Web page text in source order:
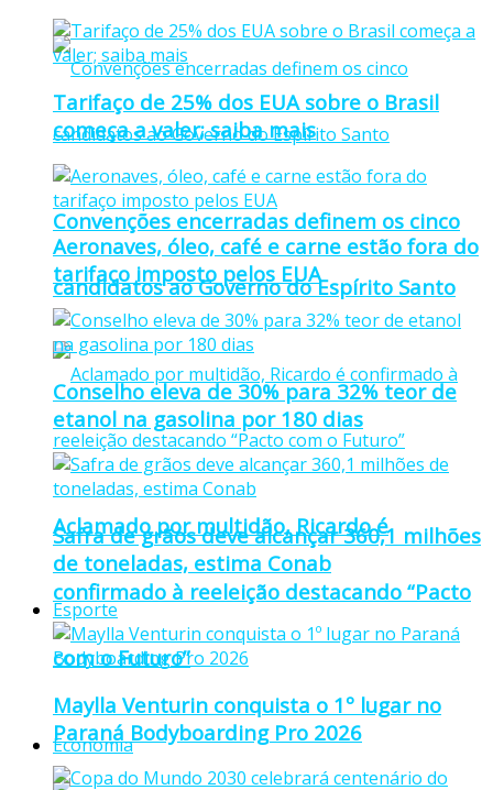
Convenções encerradas definem os cinco
candidatos ao Governo do Espírito Santo
Aclamado por multidão, Ricardo é
confirmado à reeleição destacando “Pacto
com o Futuro”
Economia
Tarifaço de 25% dos EUA sobre o Brasil
começa a valer; saiba mais
Aeronaves, óleo, café e carne estão fora do
tarifaço imposto pelos EUA
Conselho eleva de 30% para 32% teor de
etanol na gasolina por 180 dias
Safra de grãos deve alcançar 360,1 milhões
de toneladas, estima Conab
Esporte
Maylla Venturin conquista o 1º lugar no
Paraná Bodyboarding Pro 2026